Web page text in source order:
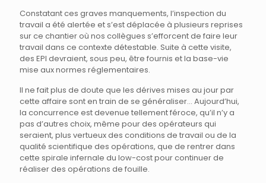
Constatant ces graves manquements, l’inspection du
travail a été alertée et s’est déplacée à plusieurs reprises
sur ce chantier où nos collègues s’efforcent de faire leur
travail dans ce contexte détestable. Suite à cette visite,
des EPI devraient, sous peu, être fournis et la base-vie
mise aux normes réglementaires.
Il ne fait plus de doute que les dérives mises au jour par
cette affaire sont en train de se généraliser… Aujourd’hui,
la concurrence est devenue tellement féroce, qu’il n’y a
pas d’autres choix, même pour des opérateurs qui
seraient, plus vertueux des conditions de travail ou de la
qualité scientifique des opérations, que de rentrer dans
cette spirale infernale du low-cost pour continuer de
réaliser des opérations de fouille.